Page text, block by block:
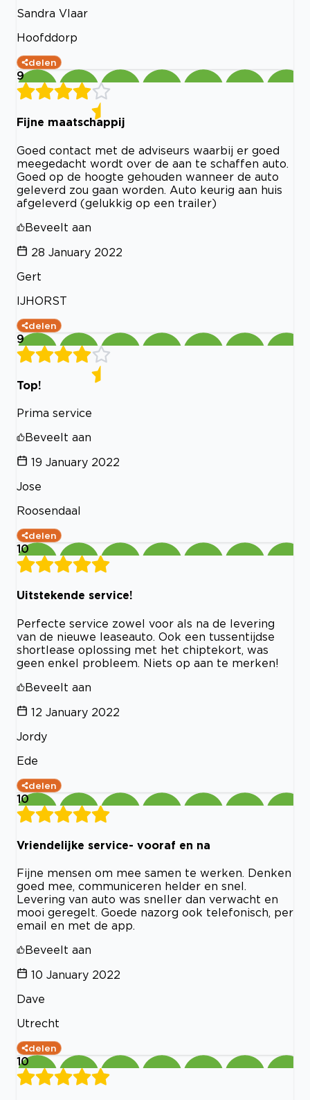
Sandra Vlaar
Hoofddorp
delen
9
Fijne maatschappij
Goed contact met de adviseurs waarbij er goed
meegedacht wordt over de aan te schaffen auto.
Goed op de hoogte gehouden wanneer de auto
geleverd zou gaan worden. Auto keurig aan huis
afgeleverd (gelukkig op een trailer)
Beveelt aan
28 January 2022
Gert
IJHORST
delen
9
Top!
Prima service
Beveelt aan
19 January 2022
Jose
Roosendaal
delen
10
Uitstekende service!
Perfecte service zowel voor als na de levering
van de nieuwe leaseauto. Ook een tussentijdse
shortlease oplossing met het chiptekort, was
geen enkel probleem. Niets op aan te merken!
Beveelt aan
12 January 2022
Jordy
Ede
delen
10
Vriendelijke service- vooraf en na
Fijne mensen om mee samen te werken. Denken
goed mee, communiceren helder en snel.
Levering van auto was sneller dan verwacht en
mooi geregelt. Goede nazorg ook telefonisch, per
email en met de app.
Beveelt aan
10 January 2022
Dave
Utrecht
delen
10